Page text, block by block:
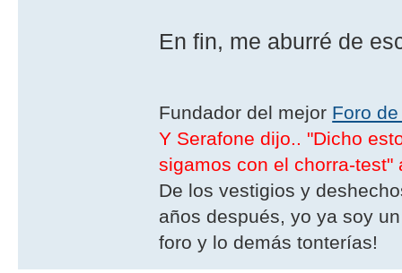
En fin, me aburré de
Fundador del mejor Foro
Y Serafone dijo.. "Dicho
sigamos con el chorra-test"
De los vestigios y
años después, yo ya soy
foro y lo demás tonterías!